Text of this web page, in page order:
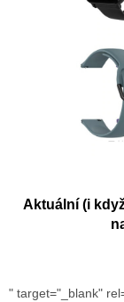
Aktuální (i
" target="_blank"